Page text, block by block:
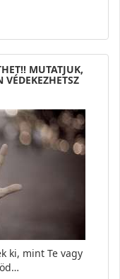
MUTATJUK,
ki, mint Te vagy